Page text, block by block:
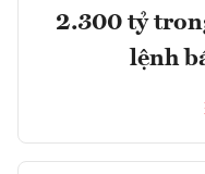
2.300 tỷ
lệnh